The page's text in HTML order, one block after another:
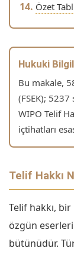
Özet
Hukuki
Bu makale,
(FSEK); 5237
WIPO Telif
içtihatları
Telif Hakkı
Telif hakkı,
özgün
bütünüdür.